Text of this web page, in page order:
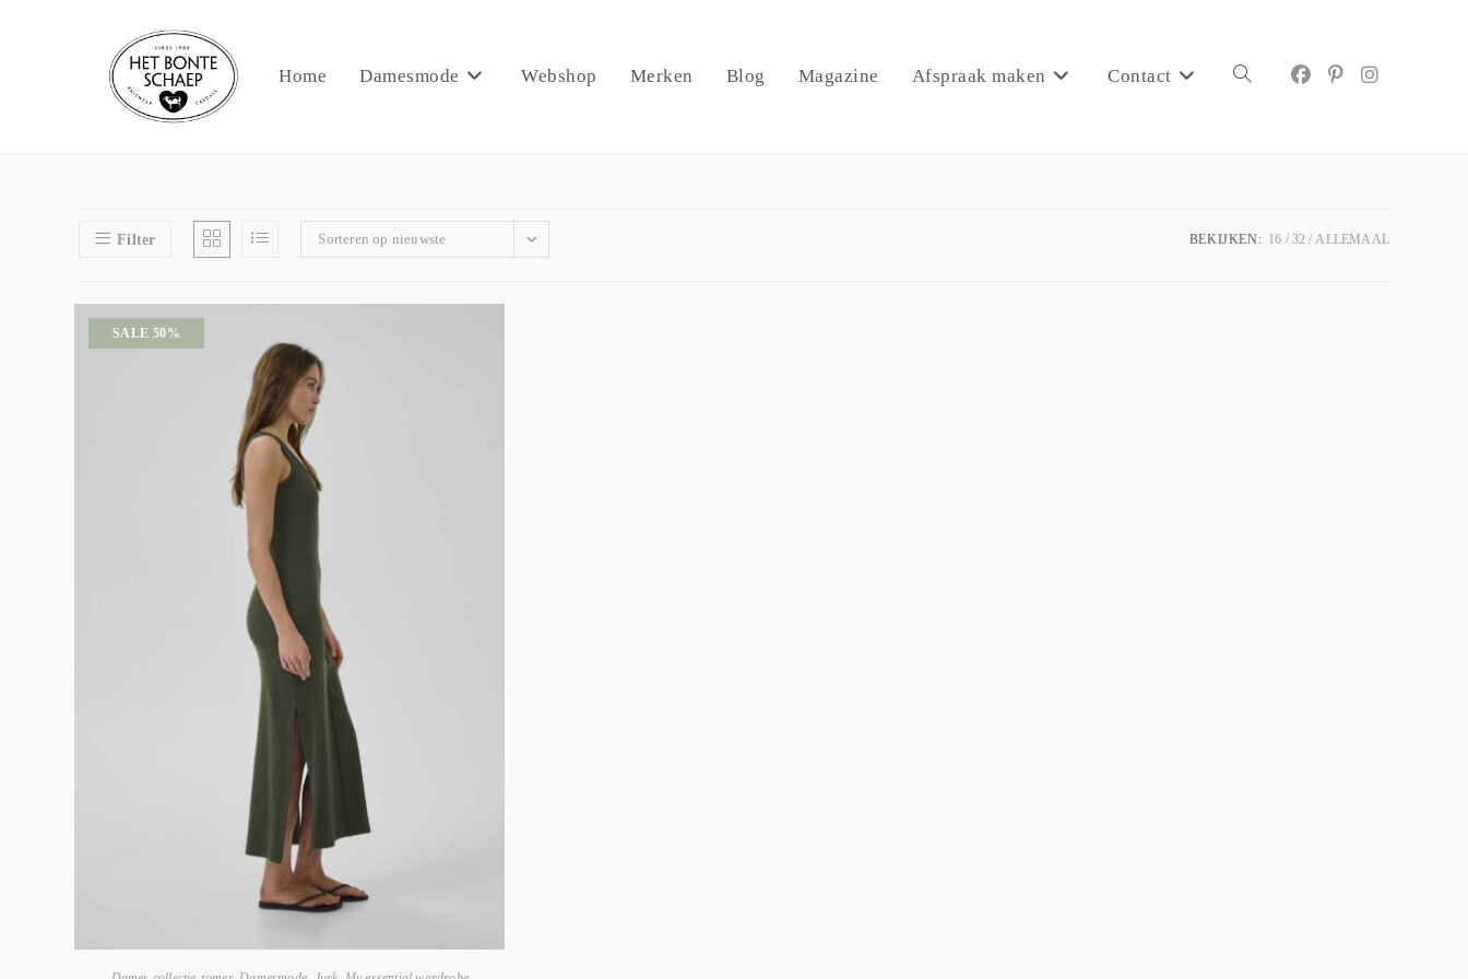
Home Damesmode Webshop Merken Blog Magazine Afspraak maken Contact
Filter Sorteren op nieuwste BEKIJKEN: 16 32 ALLEMAAL
SALE 50%